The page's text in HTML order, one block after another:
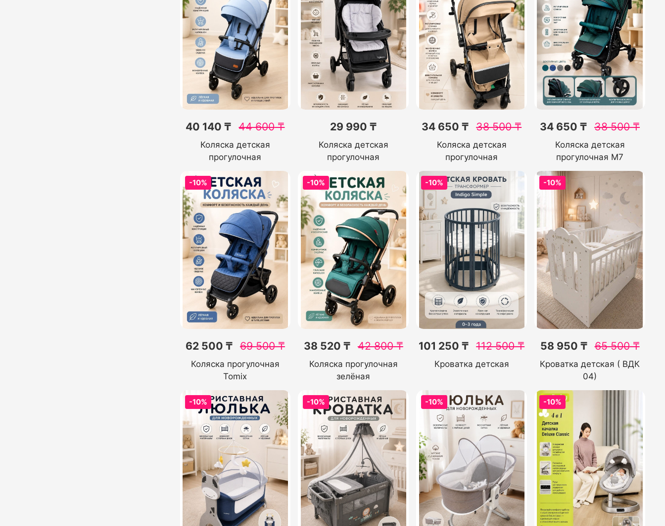
40 140 ₸ 44 600₸
Коляска детская
прогулочная
29 990 ₸
Коляска детская
прогулочная
34 650 ₸ 38 500₸
Коляска детская
прогулочная
34 650 ₸ 38 500₸
Коляска детская
прогулочная М7
-10%
62 500 ₸ 69 500₸
Коляска прогулочная
Tomix
-10%
38 520 ₸ 42 800₸
Коляска прогулочная
зелёная
-10%
101 250 ₸ 112 500₸
Кроватка детская
-10%
58 950 ₸ 65 500₸
Кроватка детская ( ВДК
04)
-10% -10% -10% -10%